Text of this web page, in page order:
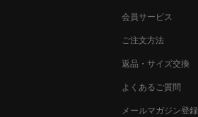
会員サービス
ご注文方法
返品・サイズ交換
よくあるご質問
メールマガジン登録